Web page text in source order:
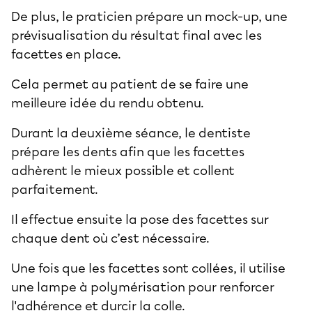
De plus, le praticien prépare un mock-up, une
prévisualisation du résultat final avec les
facettes en place.
Cela permet au patient de se faire une
meilleure idée du rendu obtenu.
Durant la deuxième séance, le dentiste
prépare les dents afin que les facettes
adhèrent le mieux possible et collent
parfaitement.
Il effectue ensuite la pose des facettes sur
chaque dent où c’est nécessaire.
Une fois que les facettes sont collées, il utilise
une lampe à polymérisation pour renforcer
l'adhérence et durcir la colle.